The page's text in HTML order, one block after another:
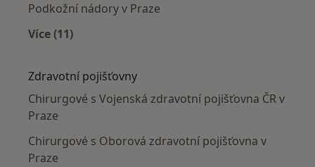
Podkožní nádory v Praze
Více (11)
Zdravotní pojišťovny
Chirurgové s Vojenská zdravotní pojišťovna ČR v
Praze
Chirurgové s Oborová zdravotní pojišťovna v
Praze